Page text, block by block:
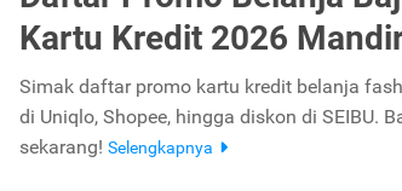
Kartu Kredit 2026
Simak daftar promo kartu kredit belanja
di Uniqlo, Shopee, hingga diskon di SEIBU.
sekarang! Selengkapnya